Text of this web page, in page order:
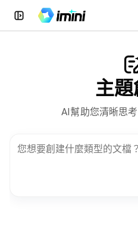
主
AI幫助您清晰思